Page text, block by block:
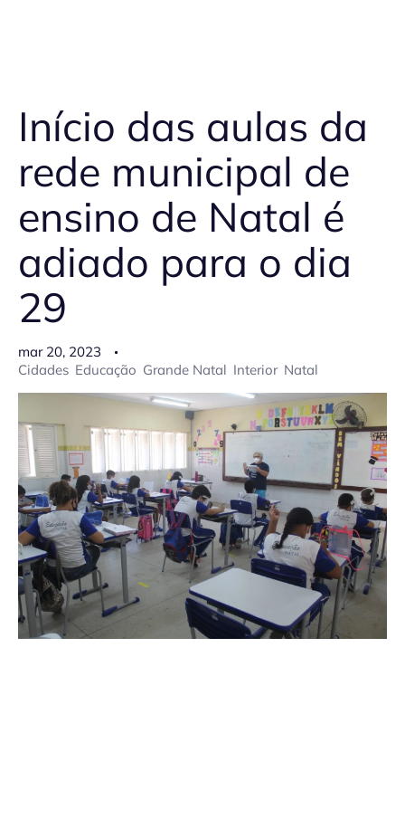
Início das aulas da
rede municipal de
ensino de Natal é
adiado para o dia
29
mar 20, 2023
Cidades Educação Grande Natal Interior Natal